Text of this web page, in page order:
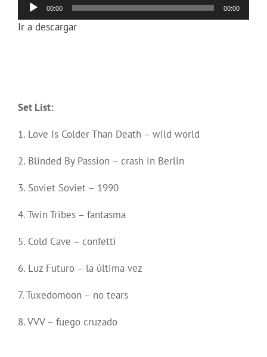
de
audio
00:00 00:00
Ir a descargar
Set List:
1. Love Is Colder Than Death – wild world
2. Blinded By Passion – crash in Berlin
3. Soviet Soviet – 1990
4. Twin Tribes – fantasma
5. Cold Cave – confetti
6. Luz Futuro – la última vez
7. Tuxedomoon – no tears
8. VVV – fuego cruzado